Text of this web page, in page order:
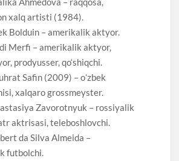
xalq artisti (1984).
Bolduin – amerikalik aktyor.
Merfi – amerikalik aktyor,
prodyusser, qo‘shiqchi.
Safin (2009) – oʻzbek
xalqaro grossmeyster.
Zavorotnyuk – rossiyalik
aktrisasi, teleboshlovchi.
da Silva Almeida –
futbolchi.